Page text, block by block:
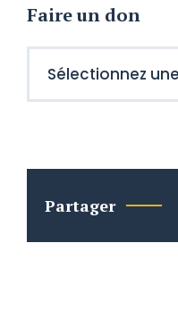
Faire un don
Partager